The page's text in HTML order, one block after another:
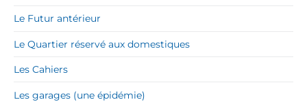
Le Futur antérieur
Le Quartier réservé aux domestiques
Les Cahiers
Les garages (une épidémie)